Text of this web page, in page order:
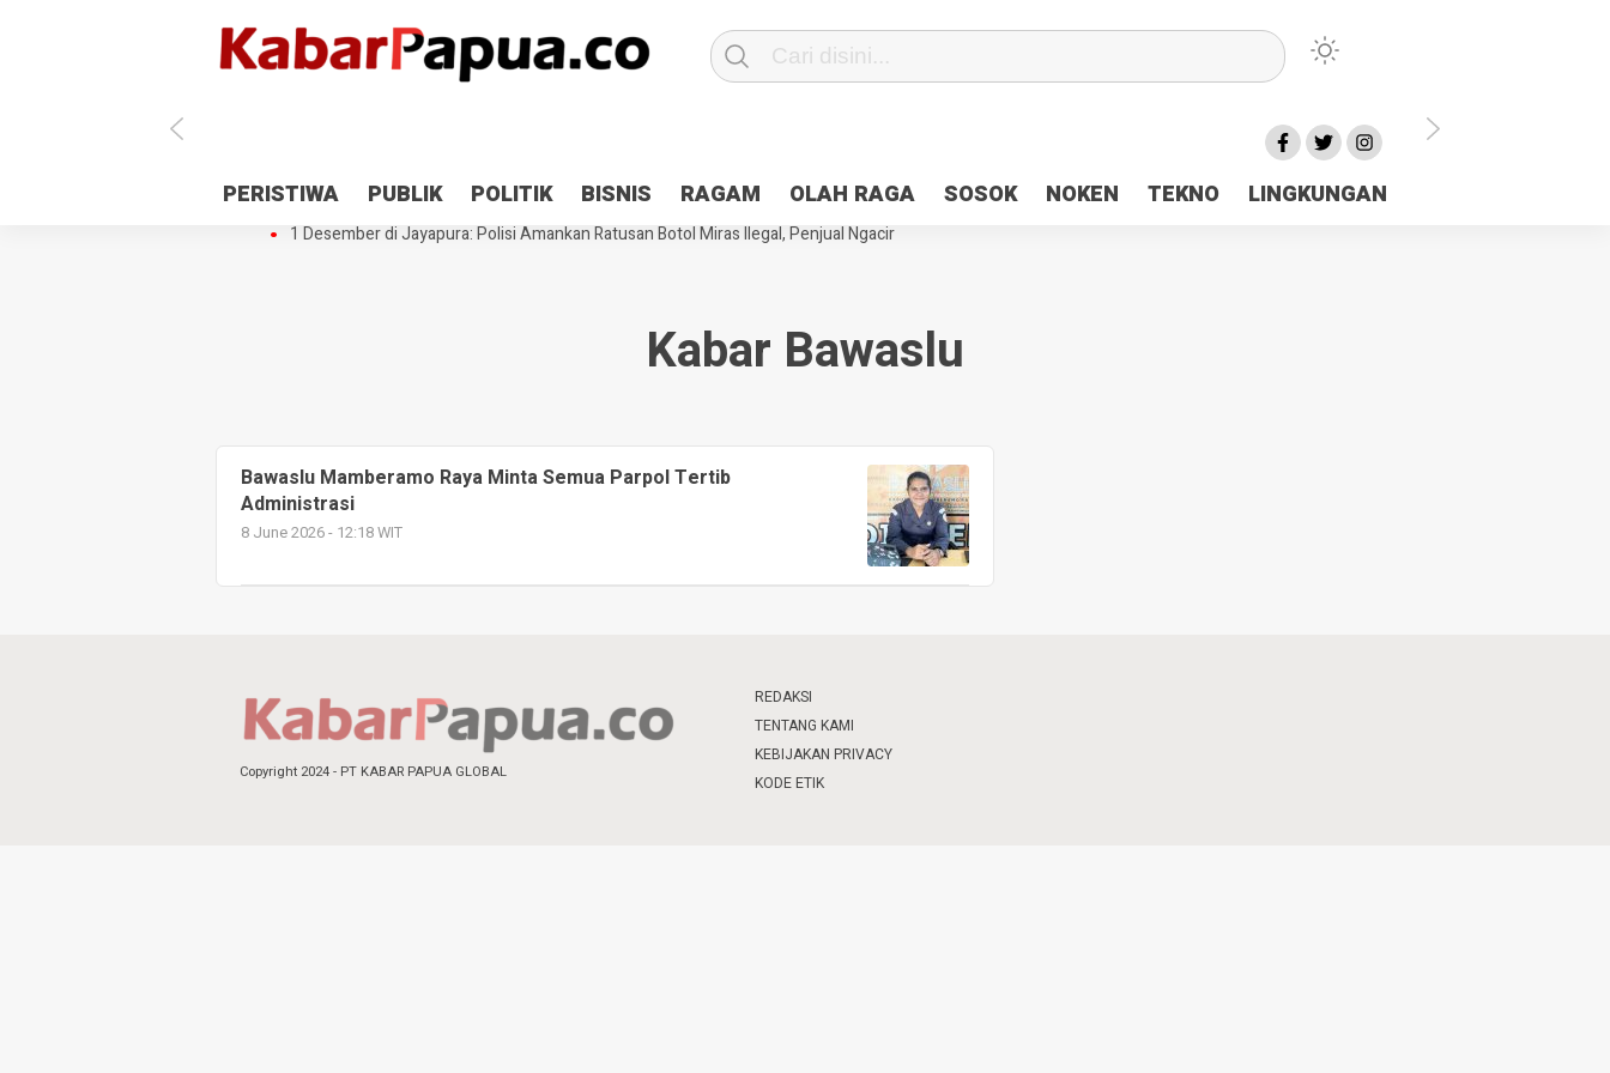
PERISTIWA PUBLIK POLITIK BISNIS RAGAM OLAH RAGA SOSOK NOKEN TEKNO LINGKUNGAN
Antisipasi 1 Desember, TNI Polri Patroli 2×24 jam di Kota Jayapura
Pesan Sejuk Polri di Deklarasi Pemilu Ceria Tanah Papua
Gedung Perpustakaan SMPN 5 Sentani Terbakar
Hibah Pilkada Jayapura Cair 10 Persen, Deposit Kas Daerah Rp23 Miliar Disorot
1 Desember di Jayapura: Polisi Amankan Ratusan Botol Miras Ilegal, Penjual Ngacir
Kabar Bawaslu
Bawaslu Mamberamo Raya Minta Semua Parpol Tertib
Administrasi
8 June 2026 - 12:18 WIT
Copyright 2024 - PT KABAR PAPUA GLOBAL
REDAKSI
TENTANG KAMI
KEBIJAKAN PRIVACY
KODE ETIK